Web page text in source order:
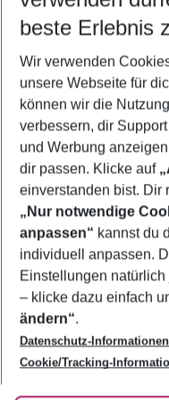
2 Erwachsene
Mehr
Footer
Footer navigation
Über uns
AGB
Bestpreisgarantie
Cookie-Einstellungen
Cookie-Richtlinie
Agenturbetreuung
Barrierefreies Reisen
Folge uns
beste Erlebnis
Wir verwenden
unsere Webseite für
können wir die
verbessern, dir
und Werbung
dir passen. Klicke auf
einverstanden bist. Dir
„Nur notwendige
anpassen“ kannst du
individuell anpassen.
Einstellungen
– klicke dazu einfach
ändern“.
Datenschutz-Informationen
Cookie/Tracking-